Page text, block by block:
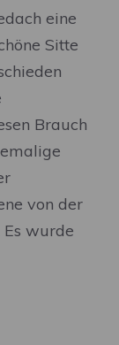
eine
Sitte
Brauch
von der
wurde